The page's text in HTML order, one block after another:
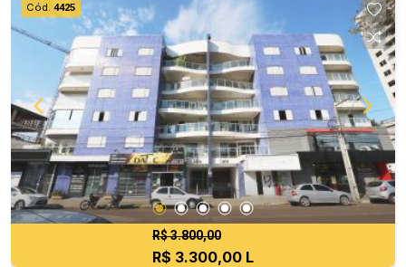
Cód. 4425
R$ 3.800,00
R$ 3.300,00 L